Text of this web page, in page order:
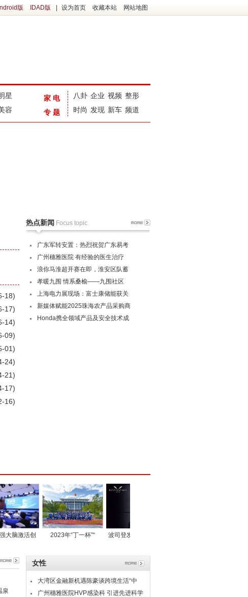
版 IDAD版 设为首页 收藏本站 网站地图
星
容
家电
专题
八卦 企业 视频 整形
时尚 发现 新车 频道
18)
17)
14)
09)
01)
24)
21)
17)
16)
热点新闻 Focus topic
广东军转安置：热烈祝贺广东易考
广州穗雅医院 有经验的医生治疗
浪你马淮超开赛在即，淮安区队蓄
孝暖九围 情系桑榆——九围社区
上海电力展现场：富士康储能获关
新媒体赋能2025珠海农产品采购商
Honda携全领域产品及安全技术成
2023年“丁一杯”“ 波司登发布2016中期
泉
女性
大湾区金融新机遇陈豪谈跨境生活“中
广州穗雅医院HVP感染科 引进先进科学